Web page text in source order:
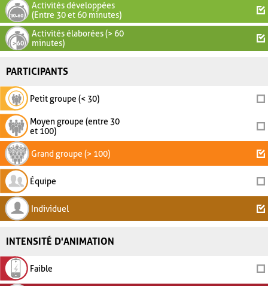
Activités développées
(Entre 30 et 60 minutes)
Activités élaborées (> 60
minutes)
PARTICIPANTS
Petit groupe (< 30)
Moyen groupe (entre 30
et 100)
Grand groupe (> 100)
Équipe
Individuel
INTENSITÉ D'ANIMATION
Faible